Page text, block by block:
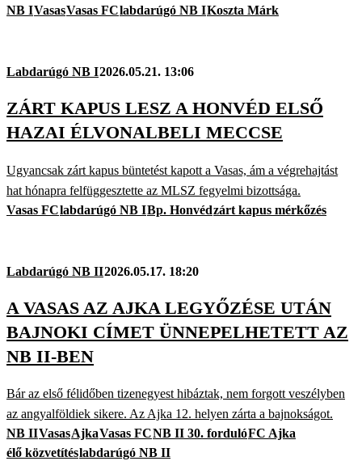
NB IVasasVasas FClabdarúgó NB IKoszta Márk
Labdarúgó NB I2026.05.21. 13:06
ZÁRT KAPUS LESZ A HONVÉD ELSŐ
HAZAI ÉLVONALBELI MECCSE
Ugyancsak zárt kapus büntetést kapott a Vasas, ám a végrehajtást
hat hónapra felfüggesztette az MLSZ fegyelmi bizottsága.
Vasas FClabdarúgó NB IBp. Honvédzárt kapus mérkőzés
Labdarúgó NB II2026.05.17. 18:20
A VASAS AZ AJKA LEGYŐZÉSE UTÁN
BAJNOKI CÍMET ÜNNEPELHETETT AZ
NB II-BEN
Bár az első félidőben tizenegyest hibáztak, nem forgott veszélyben
az angyalföldiek sikere. Az Ajka 12. helyen zárta a bajnokságot.
NB IIVasasAjkaVasas FCNB II 30. fordulóFC Ajka
élő közvetítéslabdarúgó NB II